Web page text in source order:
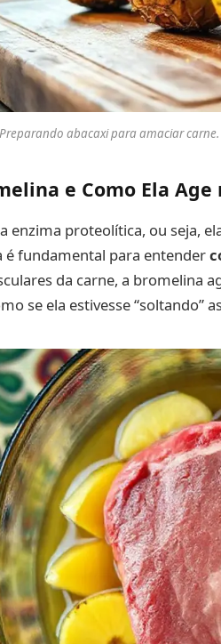
Preparando abacaxi para amaciar
e Como Ela Age
enzima proteolítica, ou seja,
é fundamental para entender
da carne, a bromelina
se ela estivesse “soltando”